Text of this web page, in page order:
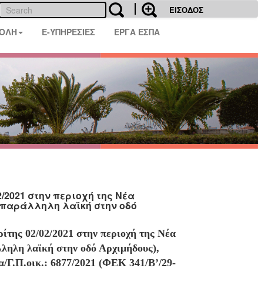
ΕΙΣΟΔΟΣ
E-ΥΠΗΡΕΣΙΕΣ ΕΡΓΑ ΕΣΠΑ
στην περιοχή της Νέα
λαϊκή στην οδό
02/02/2021 στην περιοχή της Νέα
λαϊκή στην οδό Αρχιμήδους),
Γ.Π.οικ.: 6877/2021 (ΦΕΚ 341/Β’/29-